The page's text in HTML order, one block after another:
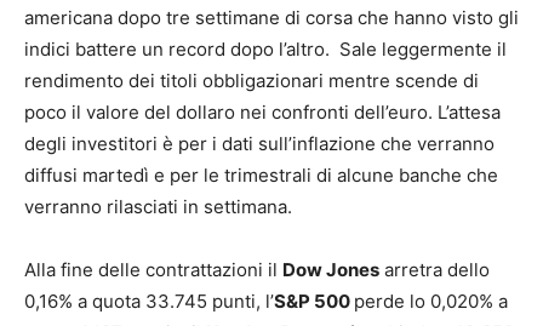
americana dopo tre settimane di corsa che hanno visto gli
indici battere un record dopo l’altro. Sale leggermente il
rendimento dei titoli obbligazionari mentre scende di
poco il valore del dollaro nei confronti dell’euro. L’attesa
degli investitori è per i dati sull’inflazione che verranno
diffusi martedì e per le trimestrali di alcune banche che
verranno rilasciati in settimana.
Alla fine delle contrattazioni il Dow Jones arretra dello
0,16% a quota 33.745 punti, l’S&P 500 perde lo 0,020% a